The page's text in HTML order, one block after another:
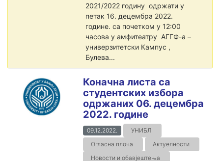
2021/2022 годину одржати у
петак 16. децембра 2022.
године. са почетком у 12:00
часова у амфитеатру АГГФ-а –
универзитетски Кампус ,
Булева...
Коначна листа са
студентских избора
одржаних 06. децембра
2022. године
09.12.2022.
УНИБЛ
Огласна плоча
Актуелности
Новости и обавјештења